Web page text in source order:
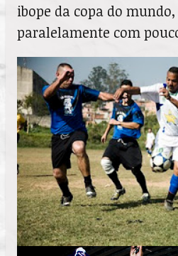
ibope da copa do
paralelamente com